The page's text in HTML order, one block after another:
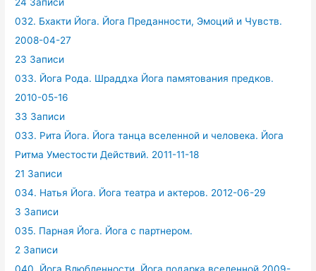
032. Бхакти Йога. Йога Преданности, Эмоций и Чувств.
2008-04-27
23 Записи
033. Йога Рода. Шраддха Йога памятования предков.
2010-05-16
33 Записи
033. Рита Йога. Йога танца вселенной и человека. Йога
Ритма Уместости Действий. 2011-11-18
21 Записи
034. Натья Йога. Йога театра и актеров. 2012-06-29
3 Записи
035. Парная Йога. Йога с партнером.
2 Записи